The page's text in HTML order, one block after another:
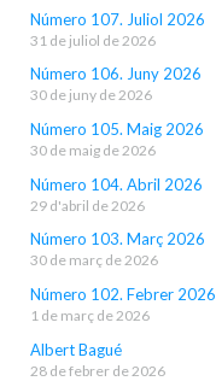
Número 107. Juliol 2026
31 de juliol de 2026
Número 106. Juny 2026
30 de juny de 2026
Número 105. Maig 2026
30 de maig de 2026
Número 104. Abril 2026
29 d'abril de 2026
Número 103. Març 2026
30 de març de 2026
Número 102. Febrer 2026
1 de març de 2026
Albert Bagué
28 de febrer de 2026